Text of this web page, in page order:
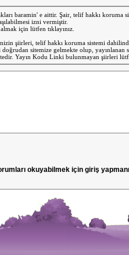
baramin' e aittir. Şair, telif hakkı koruma
izni vermiştir.
için lütfen tıklayınız.
şiirleri, telif hakkı koruma sistemi
sitemize gelmekte olup, yayınlanan
Yayın Kodu Linki bulunmayan şiirleri
okuyabilmek için giriş